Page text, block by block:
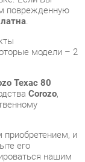
80
его
нашим
вы можете по